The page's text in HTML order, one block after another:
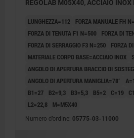
REGOLAB M05X40, ACCIAIO INOX
LUNGHEZZA=112 FORZA MANUALE FH
FORZA DI TENUTA F1 N=500
FORZA DI
FORZA DI SERRAGGIO F3 N=250
FORZA
MATERIALE CORPO BASE=ACCIAIO INOX
ANGOLO DI APERTURA BRACCIO DI
ANGOLO DI APERTURA MANIGLIA=78°
B1=27
B2=9,3 B3=5,3 B5=2 C=19
L2=22,8
M=M5X40
Numero d’ordine: 05775-03-11000